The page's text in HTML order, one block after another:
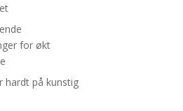
for økt
hardt på kunstig